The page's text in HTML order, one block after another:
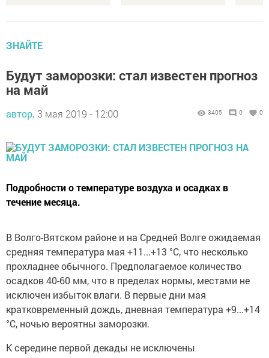
ЗНАЙТЕ
Будут заморозки: стал известен прогноз
на май
автор, 3 мая 2019 - 12:00 3405 0 0
Подробности о температуре воздуха и осадках в
течение месяца.
В Волго-Вятском районе и на Средней Волге ожидаемая
средняя температура мая +11...+13 °С, что несколько
прохладнее обычного. Предполагаемое количество
осадков 40-60 мм, что в пределах нормы, местами не
исключен избыток влаги. В первые дни мая
кратковременный дождь, дневная температура +9...+14
°С, ночью вероятны заморозки.
К середине первой декады не исключены